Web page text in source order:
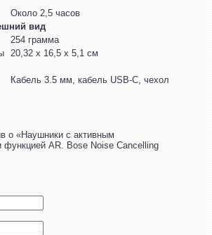
Около 2,5 часов
вид
254 грамма
20,32 х 16,5 х 5,1 см
Кабель 3.5 мм, кабель USB-С, чехол
о «Наушники с активным
AR. Bose Noise Cancelling